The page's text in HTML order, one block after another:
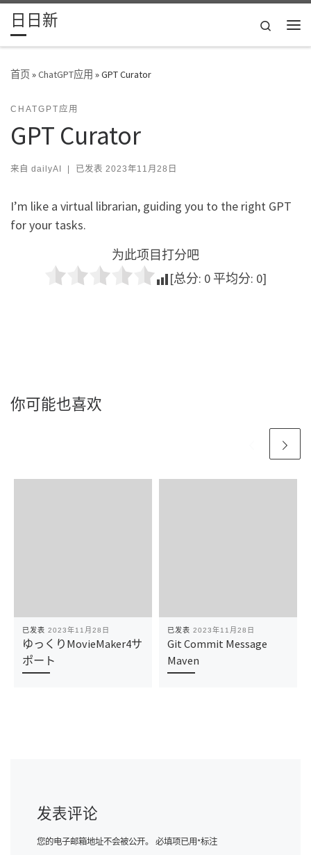
Skip to content
日日新
Search
首页»ChatGPT应用 »GPT Curator
CHATGPT应用
GPT Curator
来自 dailyAI | 已发表 2023年11月28日
I’m like a virtual librarian, guiding you to the right GPT
for your tasks.
为此项目打分吧
[总分: 0 平均分: 0]
你可能也喜欢
已发表 2023年11月28日
ゆっくりMovieMaker4サ
ポート
已发表 2023年11月28日
Git Commit Message
Maven
发表评论
您的电子邮箱地址不会被公开。 必填项已用*标注